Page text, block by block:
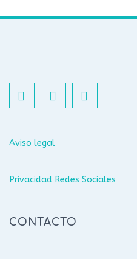
Aviso legal
Privacidad Redes Sociales
CONTACTO